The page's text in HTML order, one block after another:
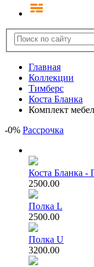
Главная
Коллекции
Тимберс
Коста Бланка
Комплект
-0% Рассрочка
Коста Бланка -
2500.00
Полка L
2500.00
Полка U
3200.00